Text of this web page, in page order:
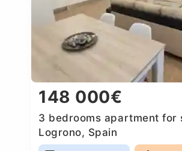
148 000€
3 bedrooms apartment for
Logrono, Spain